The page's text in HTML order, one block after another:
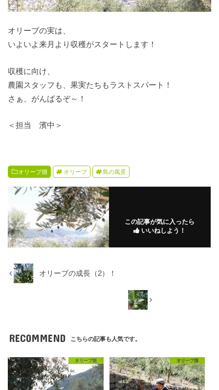
オリーブの実は、
いよいよ来月より収穫がスタートします！
収穫に向け、
農園スタッフも、果実たちもラストスパート！
さぁ、がんばるぞ～！
＜担当 濱中＞
オリーブ畑 オリーブ 島の風景
この記事が気に入ったら
いいねしよう！
オリーブの成長（2）！
RECOMMEND こちらの記事も人気です。
オリーブ畑 オリーブ畑